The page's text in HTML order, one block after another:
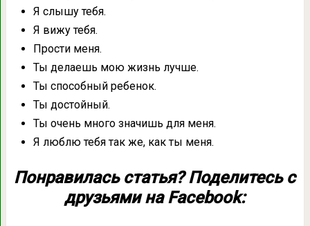
Я слышу тебя.
Я вижу тебя.
Прости меня.
Ты делаешь мою жизнь лучше.
Ты способный ребенок.
Ты достойный.
Ты очень много значишь для меня.
Я люблю тебя так же, как ты меня.
Понравилась статья? Поделитесь с
друзьями на Facebook: